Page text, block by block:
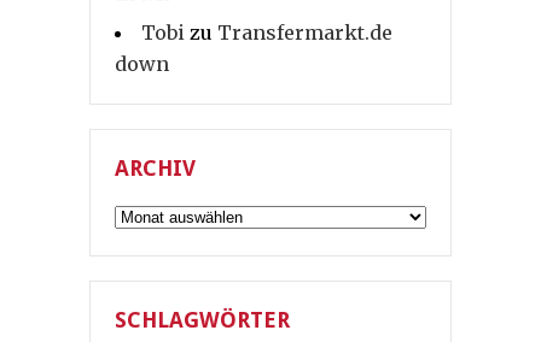
Tobi zu Transfermarkt.de
down
ARCHIV
Archiv
SCHLAGWÖRTER